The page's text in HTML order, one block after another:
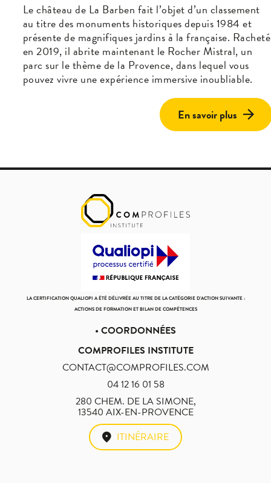
Le château de La Barben fait l’objet d’un classement
au titre des monuments historiques depuis 1984 et
présente de magnifiques jardins à la française. Racheté
en 2019, il abrite maintenant le Rocher Mistral, un
parc sur le thème de la Provence, dans lequel vous
pouvez vivre une expérience immersive inoubliable.
En savoir plus
LA CERTIFICATION QUALIOPI A ÉTÉ DÉLIVRÉE AU TITRE DE LA CATÉGORIE D'ACTION SUIVANTE :
ACTIONS DE FORMATION ET BILAN DE COMPÉTENCES
• COORDONNÉES
COMPROFILES INSTITUTE
CONTACT@COMPROFILES.COM
04 12 16 01 58
280 CHEM. DE LA SIMONE,
13540 AIX-EN-PROVENCE
ITINÉRAIRE